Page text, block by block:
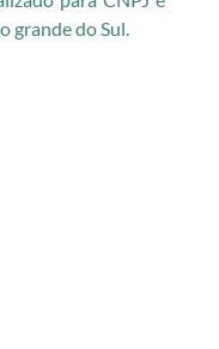
grande do Sul.